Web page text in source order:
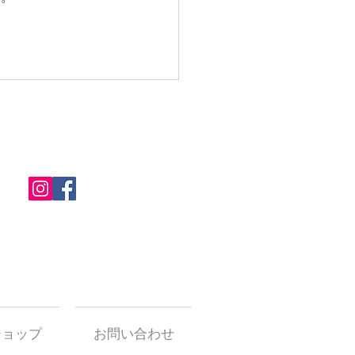
ップ お問い合わせ